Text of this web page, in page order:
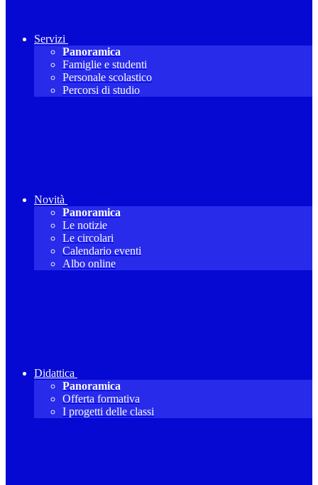
Servizi
Panoramica
Famiglie e studenti
Personale scolastico
Percorsi di studio
Novità
Panoramica
Le notizie
Le circolari
Calendario eventi
Albo online
Didattica
Panoramica
Offerta formativa
I progetti delle classi